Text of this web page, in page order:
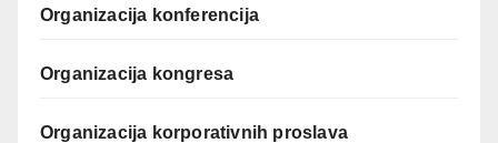
Organizacija konferencija
Organizacija kongresa
Organizacija korporativnih proslava